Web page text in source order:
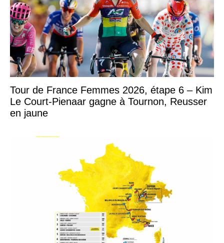
Tour de France Femmes 2026, étape 6 – Kim
Le Court-Pienaar gagne à Tournon, Reusser
en jaune